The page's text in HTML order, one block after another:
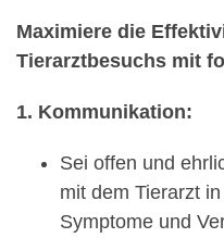
Maximiere die
Tierarztbesuchs mit
1. Kommunikation:
Sei offen und
mit dem Tierarzt
Symptome und